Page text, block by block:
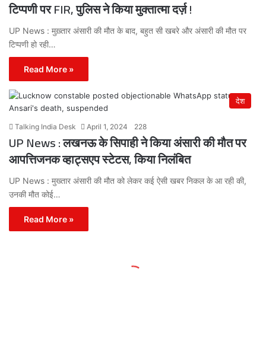
टिप्पणी पर FIR, पुलिस ने किया मुक्तात्मा दर्ज़ !
UP News : मुख़्तार अंसारी की मौत के बाद, बहुत सी खबरे और अंसारी की मौत पर
टिप्पणी हो रही…
Read More »
देश
Talking India Desk April 1, 2024 228
UP News : लखनऊ के सिपाही ने किया अंसारी की मौत पर
आपत्तिजनक व्हाट्सएप स्टेटस, किया निलंबित
UP News : मुख्तार अंसारी की मौत को लेकर कई ऐसी खबर निकल के आ रही की,
उनकी मौत कोई…
Read More »